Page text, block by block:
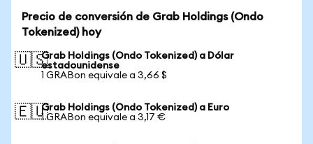
Precio de conversión de Grab Holdings (Ondo
Tokenized) hoy
🇺🇸Grab Holdings (Ondo Tokenized) a Dólar
estadounidense
1 GRABon equivale a 3,66 $
🇪🇺Grab Holdings (Ondo Tokenized) a Euro
1 GRABon equivale a 3,17 €